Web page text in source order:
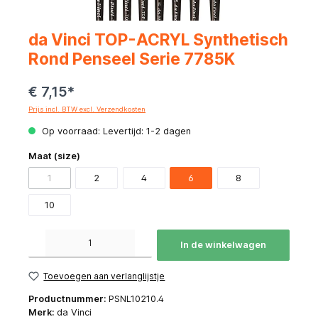
da Vinci TOP-ACRYL Synthetisch
Rond Penseel Serie 7785K
€ 7,15*
Prijs incl. BTW excl. Verzendkosten
Op voorraad: Levertijd: 1-2 dagen
Maat (size)
1 2 4 6 8
10
In de winkelwagen
Toevoegen aan verlanglijstje
Productnummer: PSNL10210.4
Merk: da Vinci